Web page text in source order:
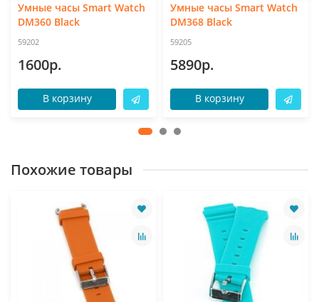
Умные часы Smart Watch
DM360 Black
59202
1600р.
В корзину
Умные часы Smart Watch
DM368 Black
59205
5890р.
В корзину
Похожие товары